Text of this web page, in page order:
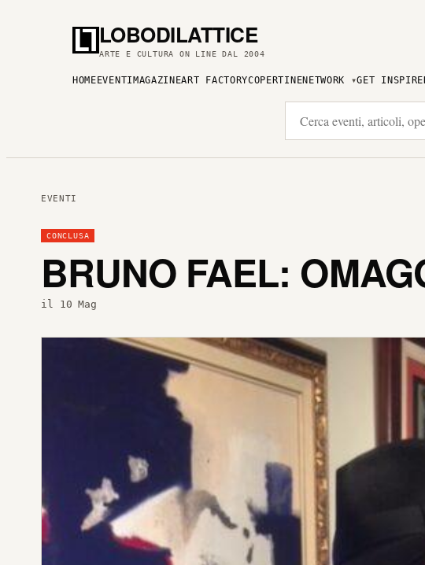
LOBODILATTICE
ARTE E CULTURA ON LINE DAL 2004
HOME EVENTI MAGAZINEART FACTORYCOPERTINENETWORK GET
EVENTI
CONCLUSA
BRUNO FAEL:
il 10 Mag